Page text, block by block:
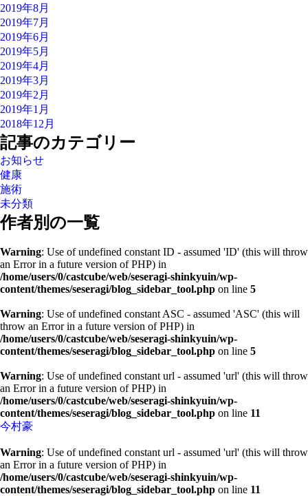
2019年8月
2019年7月
2019年6月
2019年5月
2019年4月
2019年3月
2019年2月
2019年1月
2018年12月
記事のカテゴリー
お知らせ
健康
施術
未分類
作者別の一覧
Warning: Use of undefined constant ID - assumed 'ID' (this will throw
an Error in a future version of PHP) in
/home/users/0/castcube/web/seseragi-shinkyuin/wp-
content/themes/seseragi/blog_sidebar_tool.php on line 5
Warning: Use of undefined constant ASC - assumed 'ASC' (this will
throw an Error in a future version of PHP) in
/home/users/0/castcube/web/seseragi-shinkyuin/wp-
content/themes/seseragi/blog_sidebar_tool.php on line 5
Warning: Use of undefined constant url - assumed 'url' (this will throw
an Error in a future version of PHP) in
/home/users/0/castcube/web/seseragi-shinkyuin/wp-
content/themes/seseragi/blog_sidebar_tool.php on line 11
今村豪
Warning: Use of undefined constant url - assumed 'url' (this will throw
an Error in a future version of PHP) in
/home/users/0/castcube/web/seseragi-shinkyuin/wp-
content/themes/seseragi/blog_sidebar_tool.php on line 11